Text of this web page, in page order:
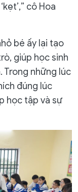
cô Hoa
bé ấy lại tạo
giúp học sinh
Trong những lúc
đúng lúc
học tập và sự